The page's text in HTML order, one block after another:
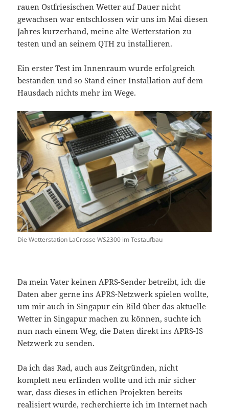
rauen Ostfriesischen Wetter auf Dauer nicht
gewachsen war entschlossen wir uns im Mai diesen
Jahres kurzerhand, meine alte Wetterstation zu
testen und an seinem QTH zu installieren.
Ein erster Test im Innenraum wurde erfolgreich
bestanden und so Stand einer Installation auf dem
Hausdach nichts mehr im Wege.
Die Wetterstation LaCrosse WS2300 im Testaufbau
Da mein Vater keinen APRS-Sender betreibt, ich die
Daten aber gerne ins APRS-Netzwerk spielen wollte,
um mir auch in Singapur ein Bild über das aktuelle
Wetter in Singapur machen zu können, suchte ich
nun nach einem Weg, die Daten direkt ins APRS-IS
Netzwerk zu senden.
Da ich das Rad, auch aus Zeitgründen, nicht
komplett neu erfinden wollte und ich mir sicher
war, dass dieses in etlichen Projekten bereits
realisiert wurde, recherchierte ich im Internet nach